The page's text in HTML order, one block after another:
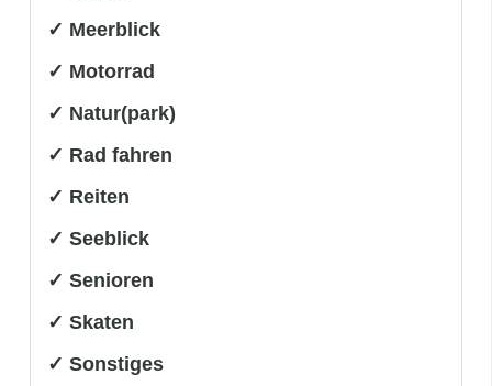
✓ Meerblick
✓ Motorrad
✓ Natur(park)
✓ Rad fahren
✓ Reiten
✓ Seeblick
✓ Senioren
✓ Skaten
✓ Sonstiges